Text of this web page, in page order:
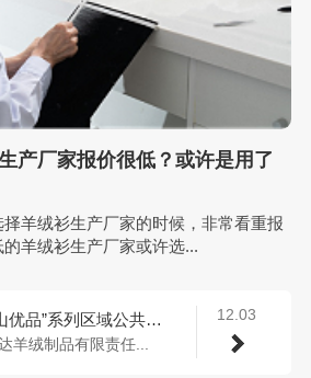
产厂家报价很低？或许是用了
羊绒衫生产厂家的时候，非常看重报
羊绒衫生产厂家或许选...
12.03
昭乌达羊绒荣获“红山优品”系列区域公共品牌授权
羊绒制品有限责任...